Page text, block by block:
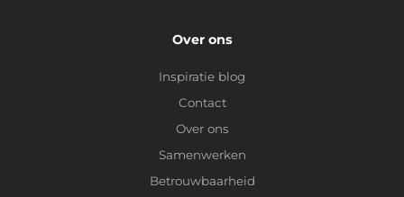
Over ons
Inspiratie blog
Contact
Over ons
Samenwerken
Betrouwbaarheid